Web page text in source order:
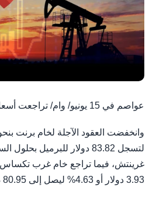
عواصم في 15 يونيو/ وام/ تراجعت أسعار النفط اليوم الإثنين.
غرينتش، فيما تراجع خام غرب تكساس
3.93 دولار أو 4.63% ليصل إلى 80.95 دولار للبرميل.